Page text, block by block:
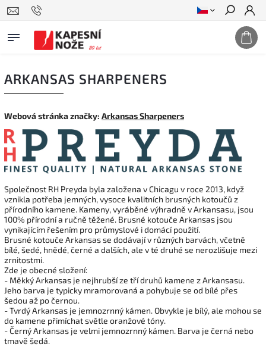
Hledat
ARKANSAS SHARPENERS
Webová stránka značky: Arkansas Sharpeners
Společnost RH Preyda byla založena v Chicagu v roce 2013, když
vznikla potřeba jemných, vysoce kvalitních brusných kotoučů z
přírodního kamene. Kameny, vyráběné výhradně v Arkansasu, jsou
100% přírodní a ručně těžené. Brusné kotouče Arkansas jsou
vynikajícím řešením pro průmyslové i domácí použití.
Brusné kotouče Arkansas se dodávají v různých barvách, včetně
bílé, šedé, hnědé, černé a dalších, ale v té druhé se nerozlišuje mezi
zrnitostmi.
Zde je obecné složení:
- Měkký Arkansas je nejhrubší ze tří druhů kamene z Arkansasu.
Jeho barva je typicky mramorovaná a pohybuje se od bílé přes
šedou až po černou.
- Tvrdý Arkansas je jemnozrnný kámen. Obvykle je bílý, ale mohou se
do kamene přimíchat světle oranžové tóny.
- Černý Arkansas je velmi jemnozrnný kámen. Barva je černá nebo
tmavě šedá.